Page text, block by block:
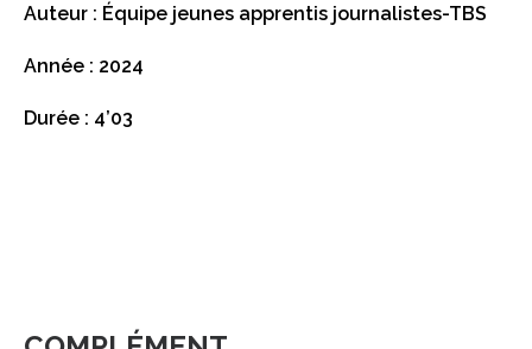
Auteur : Équipe jeunes apprentis journalistes-TBS
Année : 2024
Durée : 4’03